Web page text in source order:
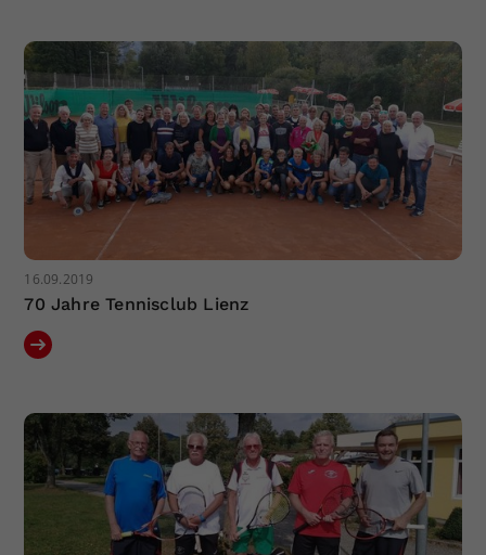
16.09.2019
70 Jahre Tennisclub Lienz
Zweck
Einstellungen. Unter anderem eine
zufällig generierte ID, für die
historische Speicherung Ihrer
vorgenommen Einstellungen, falls der
Webseiten-Betreiber dies eingestellt
hat.